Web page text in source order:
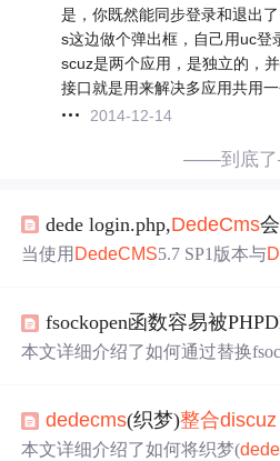
是，你既然能同步登录和退出
s这边做个弹出框，自己用uc登
scuz是两个应用，是独立的，
接口就是用来解决多应用共用
2014-12-14
——到底
dede login.php,DedeCms会
当使用 DedeCMS5.7 SP1版本与
突或登录代码错误。解决方案包
享Cookie的域名设置、清除BOM
本文详细介绍了如何通过替换
代码，如DiscuzX2的/
a/scores.inc.php等。同时，提供了
dedecms(织梦)整合discuz
本文详细介绍了如何将织梦(